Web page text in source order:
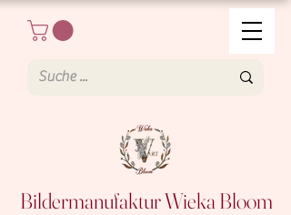
Bildermanufaktur Wieka Bloom